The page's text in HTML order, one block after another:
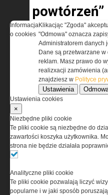
powtórzeń”
Piramida nr 1
UNOSZENIE
BOKIEM Z
Fot. archiwum
Informacja
o cookies
Klikacjąc "Zgoda"
"Odmowa" oznacza
Administratorem danych
Dane są przetwarzane
reklam. Masz prawo do
realizxacji zamówienia
znajdziesz w Polityce
Ustawienia
Ustawienia cookies
×
Niezbędne pliki cookie
Te pliki cookie są niezbędne do
zawartości koszyka użytkownika.
strona nie będzie działała
Analityczne pliki cookie
Te pliki cookie pozwalają liczyć
popularne i w jaki sposób